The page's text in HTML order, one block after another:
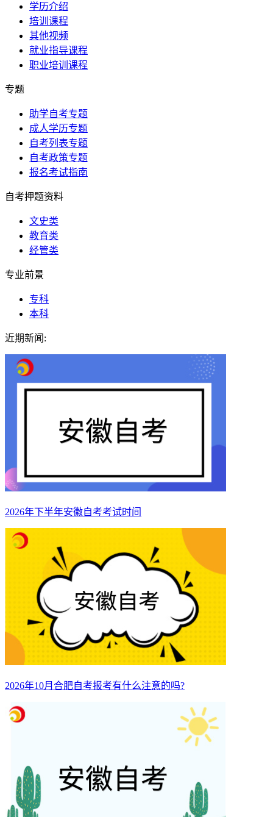
学历介绍
培训课程
其他视频
就业指导课程
职业培训课程
专题
助学自考专题
成人学历专题
自考列表专题
自考政策专题
报名考试指南
自考押题资料
文史类
教育类
经管类
专业前景
专科
本科
近期新闻:
2026年下半年安徽自考考试时间
2026年10月合肥自考报考有什么注意的吗?